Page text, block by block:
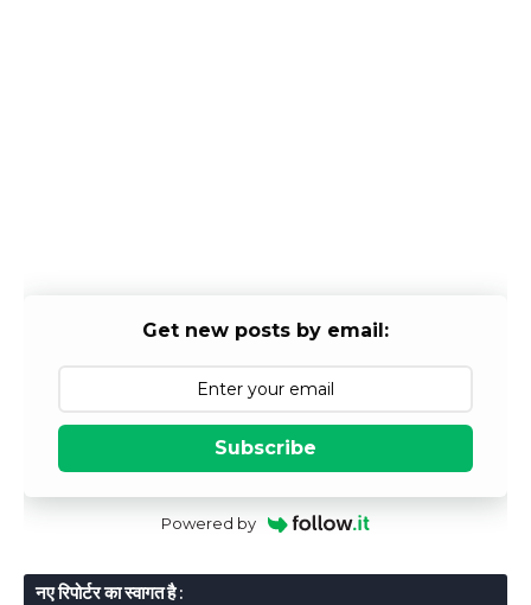
Get new posts by email:
Subscribe
Powered by
नए रिपोर्टर का स्वागत है :